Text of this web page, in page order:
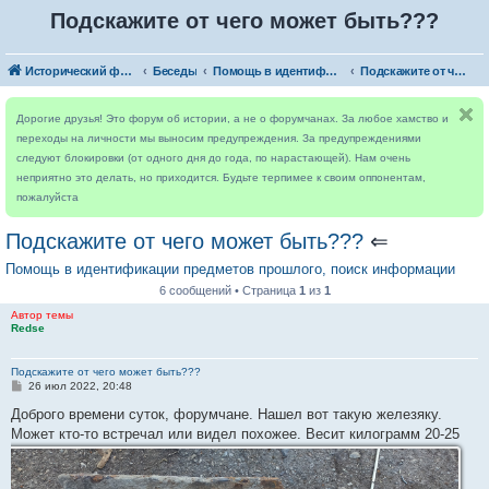
Подскажите от чего может быть???
Исторический форум Беседы Помощь в идентификации предметов прошлого, поиск информации Подскажите от чего может быть???
Дорогие друзья! Это форум об истории, а не о форумчанах. За любое хамство и
переходы на личности мы выносим предупреждения. За предупреждениями
следуют блокировки (от одного дня до года, по нарастающей). Нам очень
неприятно это делать, но приходится. Будьте терпимее к своим оппонентам,
пожалуйста
Подскажите от чего может быть??? ⇐
Помощь в идентификации предметов прошлого, поиск информации
6 сообщений • Страница 1 из 1
Автор темы
Redse
Подскажите от чего может быть???
С
о
щ
е
н
и
26 июл 2022, 20:48
Доброго времени суток, форумчане. Нашел вот такую железяку.
Может кто-то встречал или видел похожее. Весит килограмм 20-25